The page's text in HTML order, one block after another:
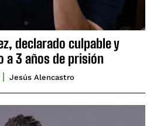
declarado culpable y
a 3 años de prisión
Jesús Alencastro